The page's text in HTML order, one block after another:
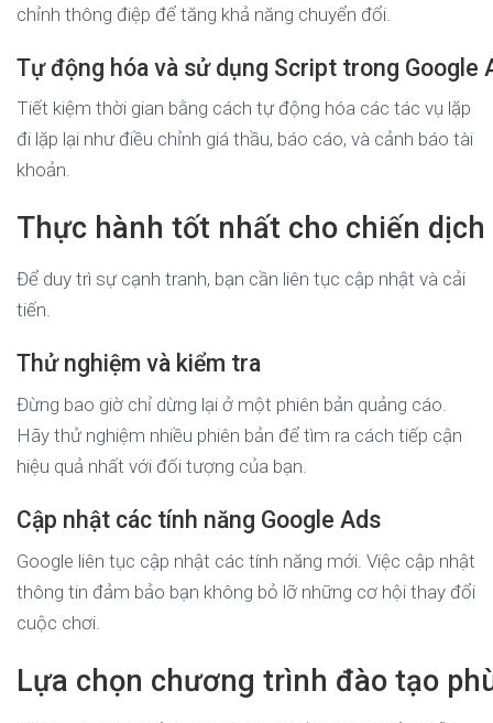
chỉnh thông điệp để tăng khả năng chuyển đổi.
Tự động hóa và sử dụng Script trong Google
Tiết kiệm thời gian bằng cách tự động hóa các tác vụ lặp
đi lặp lại như điều chỉnh giá thầu, báo cáo, và cảnh báo tài
khoản.
Thực hành tốt nhất cho chiến dịch
Để duy trì sự cạnh tranh, bạn cần liên tục cập nhật và cải
tiến.
Thử nghiệm và kiểm tra
Đừng bao giờ chỉ dừng lại ở một phiên bản quảng cáo.
Hãy thử nghiệm nhiều phiên bản để tìm ra cách tiếp cận
hiệu quả nhất với đối tượng của bạn.
Cập nhật các tính năng Google Ads
Google liên tục cập nhật các tính năng mới. Việc cập nhật
thông tin đảm bảo bạn không bỏ lỡ những cơ hội thay đổi
cuộc chơi.
Lựa chọn chương trình đào tạo